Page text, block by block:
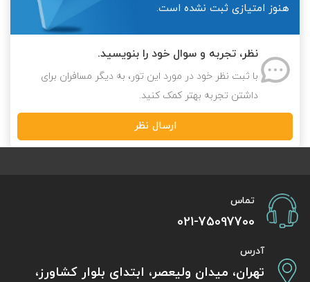
هنوز امتیازی ثبت نشده است.
نظر، تجربه و سوال خود را بنویسید.
با ثبت نظر خود در مورد این تور، به دیگر مسافران برای
داشتن تجربه بهتر کمک کنید.
ارسال نظر
تماس
021-75097700
آدرس
تهران، میدان ولیعصر، ابتدای بلوار کشاورز،